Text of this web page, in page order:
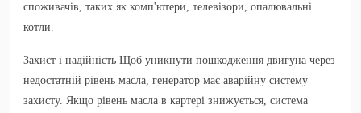
споживачів, таких як комп'ютери, телевізори, опалювальні
котли.
Захист і надійність Щоб уникнути пошкодження двигуна через
недостатній рівень масла, генератор має аварійну систему
захисту. Якщо рівень масла в картері знижується, система